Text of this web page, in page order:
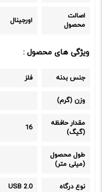
اصالت
محصول
اورجینال
ویژگی های محصول :
جنس بدنه فلز
وزن (گرم)
مقدار حافظه
(گیگ)
16
طول محصول
(میلی متر)
نوع درگاه USB 2.0